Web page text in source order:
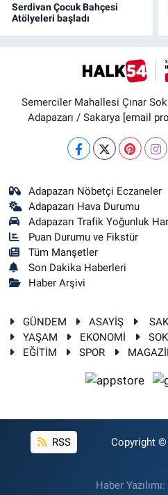
Serdivan Çocuk Bahçesi
Atölyeleri başladı
Semerciler Mahallesi Çınar
Adapazarı / Sakarya [email
Adapazarı Nöbetçi Eczaneler
Adapazarı Hava Durumu
Adapazarı Trafik Yoğunluk
Puan Durumu ve Fikstür
Tüm Manşetler
Son Dakika Haberleri
Haber Arşivi
GÜNDEM ASAYİŞ
YAŞAM
EKONOMİ
EĞİTİM
SPOR
RSS Copyright ©
Haber Yazılımı: